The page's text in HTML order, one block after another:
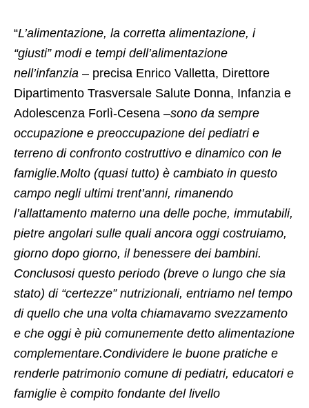
“L’alimentazione, la corretta alimentazione, i
“giusti” modi e tempi dell’alimentazione
nell’infanzia – precisa Enrico Valletta, Direttore
Dipartimento Trasversale Salute Donna, Infanzia e
Adolescenza Forlì-Cesena –sono da sempre
occupazione e preoccupazione dei pediatri e
terreno di confronto costruttivo e dinamico con le
famiglie.Molto (quasi tutto) è cambiato in questo
campo negli ultimi trent’anni, rimanendo
l’allattamento materno una delle poche, immutabili,
pietre angolari sulle quali ancora oggi costruiamo,
giorno dopo giorno, il benessere dei bambini.
Conclusosi questo periodo (breve o lungo che sia
stato) di “certezze” nutrizionali, entriamo nel tempo
di quello che una volta chiamavamo svezzamento
e che oggi è più comunemente detto alimentazione
complementare.Condividere le buone pratiche e
renderle patrimonio comune di pediatri, educatori e
famiglie è compito fondante del livello